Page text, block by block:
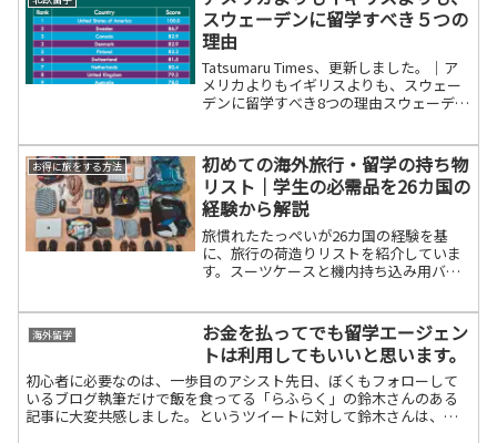
スウェーデンに留学すべき５つの
理由
Tatsumaru Times、更新しました。｜ア
メリカよりもイギリスよりも、スウェー
デンに留学すべき8つの理由スウェーデン
たことを別記事で書きましたが、それで
も僕はス...
お得に旅をする方法
初めての海外旅行・留学の持ち物
リスト｜学生の必需品を26カ国の
経験から解説
旅慣れたたっぺいが26カ国の経験を基
に、旅行の荷造りリストを紹介していま
す。スーツケースと機内持ち込み用バッ
物の安全対策として、貴重品は適切に扱
うよう注意を喚起。旅行の快適性を向上
させるために、機内持ち込みバッグには
パソコンやカメラなどの重要な物を含
め、旅行中役立つアイテムが推奨されて
います。この情報は、効率的で安全なパ
ッキングの方法を提供することを目的と
海外留学
お金を払ってでも留学エージェン
トは利用してもいいと思います。
初心者に必要なのは、一歩目のアシスト先日、ぼくもフォローして
いるブログ執筆だけで飯を食ってる「らふらく」の鈴木さんのある
記事に大変共感しました。というツイートに対して鈴木さんは、